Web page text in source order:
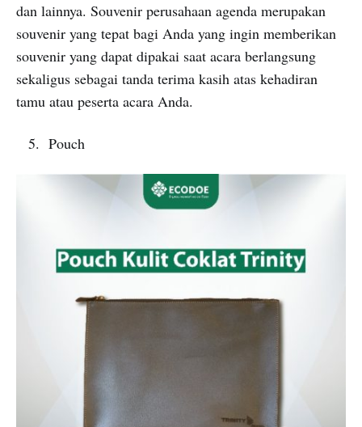
dan lainnya. Souvenir perusahaan agenda merupakan
souvenir yang tepat bagi Anda yang ingin memberikan
souvenir yang dapat dipakai saat acara berlangsung
sekaligus sebagai tanda terima kasih atas kehadiran
tamu atau peserta acara Anda.
Pouch